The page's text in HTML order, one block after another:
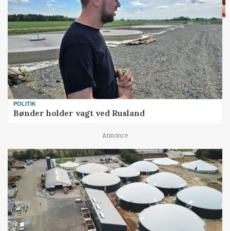
POLITIK
Bønder holder vagt ved Rusland
Annonce